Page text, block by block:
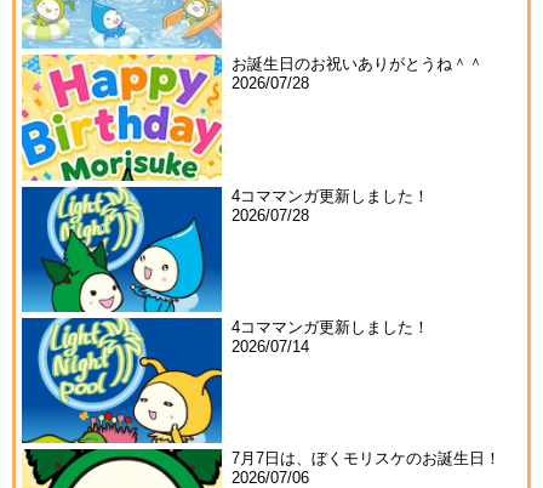
お誕生日のお祝いありがとうね＾＾
2026/07/28
4コママンガ更新しました！
2026/07/28
4コママンガ更新しました！
2026/07/14
7月7日は、ぼくモリスケのお誕生日！
2026/07/06